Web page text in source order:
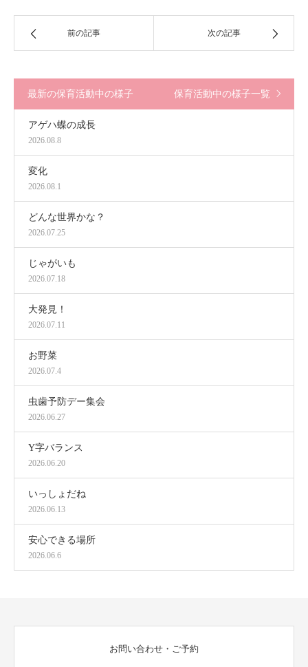
前の記事 次の記事
最新の保育活動中の様子 保育活動中の様子一覧
アゲハ蝶の成長
2026.08.8
変化
2026.08.1
どんな世界かな？
2026.07.25
じゃがいも
2026.07.18
大発見！
2026.07.11
お野菜
2026.07.4
虫歯予防デー集会
2026.06.27
Y字バランス
2026.06.20
いっしょだね
2026.06.13
安心できる場所
2026.06.6
お問い合わせ・ご予約